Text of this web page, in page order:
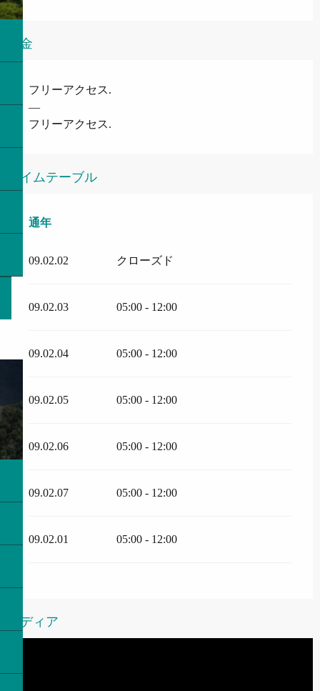
料金
フリーアクセス.
—
フリーアクセス.
タイムテーブル
通年
通年
09.02.02 クローズド
09.02.03 05:00 - 12:00
09.02.04 05:00 - 12:00
09.02.05 05:00 - 12:00
09.02.06 05:00 - 12:00
09.02.07 05:00 - 12:00
09.02.01 05:00 - 12:00
メディア